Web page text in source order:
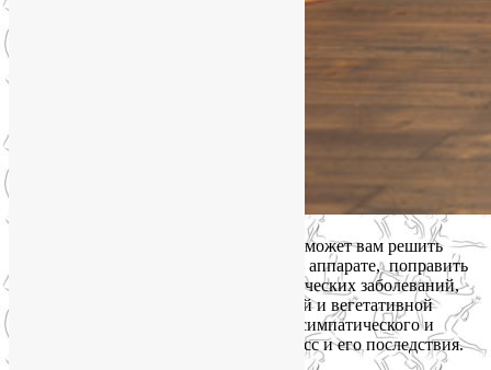
Йога на Октябрьском поле и Соколе поможет вам решить
много проблем в опорно-двигательном аппарате, поправить
осанку, избавиться от некоторых хронических заболеваний,
оптимизировать состояние центральной и вегетативной
нервных систем, восстановить баланс симпатического и
парасимпатического тонуса, снять стресс и его последствия.